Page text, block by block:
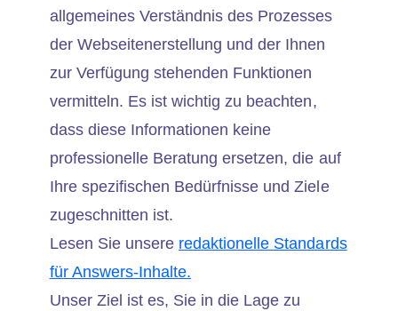
allgemeines Verständnis des Prozesses
der Webseitenerstellung und der Ihnen
zur Verfügung stehenden Funktionen
vermitteln. Es ist wichtig zu beachten,
dass diese Informationen keine
professionelle Beratung ersetzen, die auf
Ihre spezifischen Bedürfnisse und Ziele
zugeschnitten ist.
Lesen Sie unsere redaktionelle Standards
für Answers-Inhalte.
Unser Ziel ist es, Sie in die Lage zu